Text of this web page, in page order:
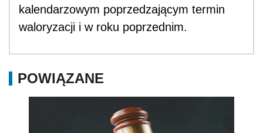
kalendarzowym poprzedzającym termin
waloryzacji i w roku poprzednim.
POWIĄZANE